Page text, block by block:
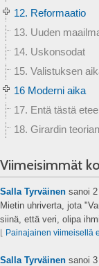
12. Reformaatio
13. Uuden
14. Uskonsodat
15. Valistuksen
16 Moderni aika
17. Entä tästä
18. Girardin
Viimeisimmät
Salla Tyrväinen sanoi
Mietin uhriverta, jota
siinä, että veri, olipa
⌊ Painajainen viimeisellä
Salla Tyrväinen sanoi